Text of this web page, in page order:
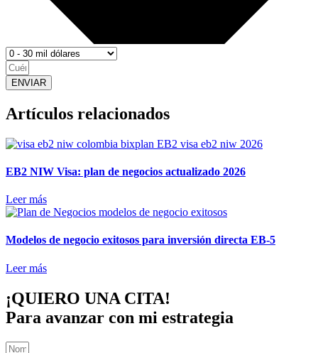
ENVIAR
Artículos relacionados
EB2 NIW Visa: plan de negocios actualizado 2026
Leer más
Modelos de negocio exitosos para inversión directa EB-5
Leer más
¡QUIERO UNA CITA!
Para avanzar con mi estrategia